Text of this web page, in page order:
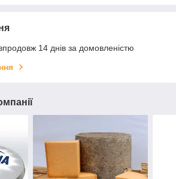
14 днів за домовленістю